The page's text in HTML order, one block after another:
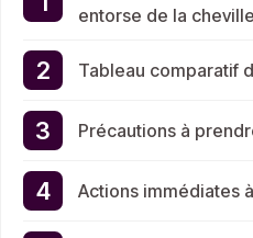
entorse de la cheville
Tableau comparatif
Précautions à
Actions immédiates